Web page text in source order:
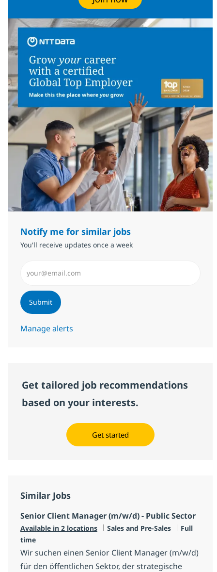
Notify me for similar jobs
You'll receive updates once a week
Submit
Manage alerts
Get tailored job recommendations
based on your interests.
Get started
Similar Jobs
Senior Client Manager (m/w/d) - Public Sector
Available in 2 locations Category
Sales and Pre-Sales Job Type
Full
time
Wir suchen einen Senior Client Manager (m/w/d)
für den öffentlichen Sektor, der strategische